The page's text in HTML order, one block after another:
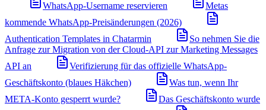
WhatsApp-Username reservieren
Metas
kommende WhatsApp-Preisänderungen (2026)
Authentication Templates in Chatarmin
So nehmen Sie die
Anfrage zur Migration von der Cloud-API zur Marketing Messages
API an
Verifizierung für das offizielle WhatsApp-
Geschäftskonto (blaues Häkchen)
Was tun, wenn Ihr
META-Konto gesperrt wurde?
Das Geschäftskonto wurde